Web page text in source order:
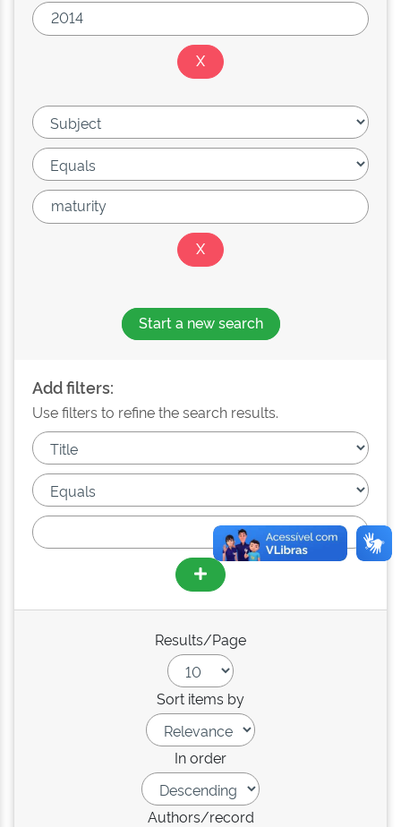
Start a new search
Add filters:
Use filters to refine the search results.
Results/Page
Sort items by
In order
Authors/record